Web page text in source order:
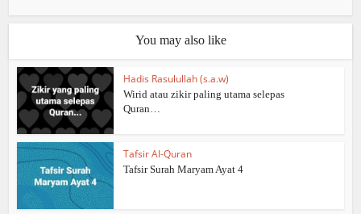
You may also like
Hadis Rasulullah (s.a.w)
Wirid atau zikir paling utama selepas
Quran…
Tafsir Al-Quran
Tafsir Surah Maryam Ayat 4